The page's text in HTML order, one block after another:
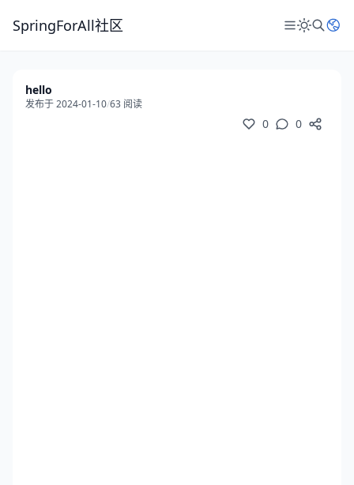
SpringForAll社区
hello
发布于 2024-01-10/63 阅读
0 0